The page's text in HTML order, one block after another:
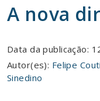
A nova
Data da publicação:
Autor(es): Felipe
Sinedino